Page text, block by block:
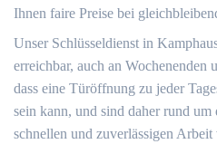
Ihnen faire Preise bei
Unser Schlüsseldienst in
erreichbar, auch an Wochenenden
dass eine Türöffnung zu jeder
sein kann, und sind daher rund
schnellen und zuverlässigen